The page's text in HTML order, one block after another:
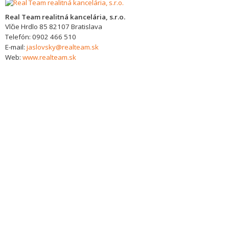
Real Team realitná kancelária, s.r.o.
Vlčie Hrdlo 85 82107 Bratislava
Telefón: 0902 466 510
E-mail: jaslovsky@realteam.sk
Web: www.realteam.sk